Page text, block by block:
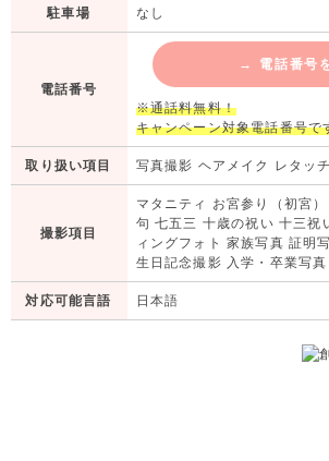
駐車場 なし
電話番号
→ 電話番号
※通話料無料！
キャンペーン対象電話番号で
取り扱い項目 写真撮影 ヘアメイク レタッ
撮影項目
マタニティ お宮参り（初宮
句 七五三 十歳の祝い 十三祝
ィングフォト 家族写真 証明
生日記念撮影 入学・卒業写真
対応可能言語 日本語